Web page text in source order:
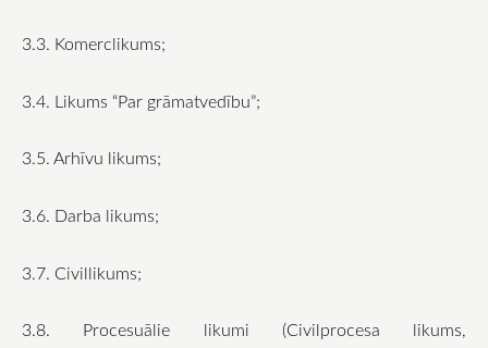
3.3. Komerclikums;
3.4. Likums “Par grāmatvedību”;
3.5. Arhīvu likums;
3.6. Darba likums;
3.7. Civillikums;
3.8. Procesuālie likumi (Civilprocesa likums,